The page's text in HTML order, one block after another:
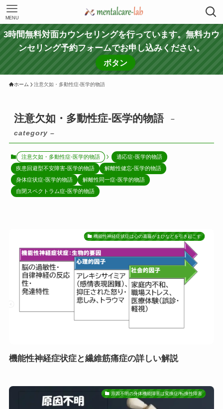
MENU
3時間無料対面カウンセリングを行っています。無料カウ
ンセリング予約フォームでお申し込みください。
ボタン
ホーム 注意欠如・多動性症-医学的物語
注意欠如・多動性症-医学的物語
–
category –
注意欠如・多動性症-医学的物語
適応症-医学的物語
疾患回避型不安障害-医学的物語
解離性健忘-医学的物語
身体症状症-医学的物語
解離性同一症-医学的物語
自閉スペクトラム症-医学的物語
機能性神経症状症は心の葛藤がまひなどを引き起こす
機能性神経症状症と繊維筋痛症の詳しい解説
原因不明の身体機能障害は変換症/転換性障害